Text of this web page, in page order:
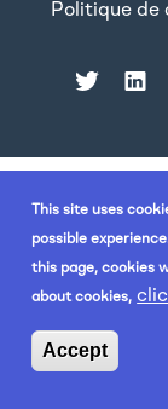
Politique
This site uses
possible
this page, cookies
about cookies,
Accept